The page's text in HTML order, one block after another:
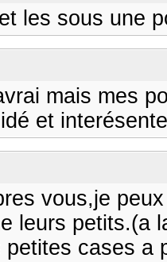
les sous une
mais mes
et interésente
vous,je
leurs petits.(a
petites cases a